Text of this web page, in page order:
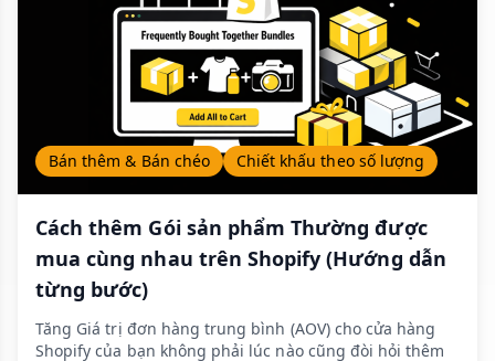
Bán thêm & Bán chéo Chiết khấu theo số lượng
Cách thêm Gói sản phẩm Thường được
mua cùng nhau trên Shopify (Hướng dẫn
từng bước)
Tăng Giá trị đơn hàng trung bình (AOV) cho cửa hàng
Shopify của bạn không phải lúc nào cũng đòi hỏi thêm